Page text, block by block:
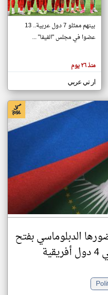
تغيير الدولة
جزر القمر على مدار الساعة
جزر القمر العاجلة والمباشرة
بينهم ممثلو 7 دول عربية.. 13
عضوا في مجلس "الفيفا" ...
منذ ٢٦ يوم
ار تي عربي
الدبلوماسي بفتح
klyoum.com